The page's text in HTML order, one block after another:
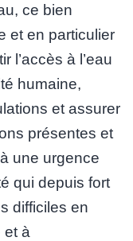
ce bien
et en particulier
l’accès à l’eau
humaine,
et assurer
présentes et
une urgence
qui depuis fort
difficiles en
et à